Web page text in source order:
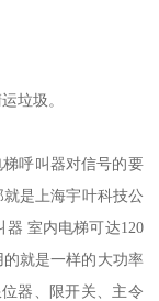
垃圾。
呼叫器对信号的要
是上海宇叶科技公
室内电梯可达120
就是一样的大功率
器、限开关、主令